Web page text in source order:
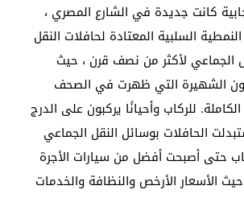
كانت جديدة في الشارع المصري ،
السلبية المعتادة لحافلات النقل
الجماعي لأكثر من نصف قرن ، حيث
الشهيرة التي ظهرت في الصحف
للركاب وأحيانًا يركبون على الدرج
الحافلات بوسائل النقل الجماعي
حتى أصبحت أفضل من سيارات الأجرة
الأسعار الأرخص والنظافة والخدمات